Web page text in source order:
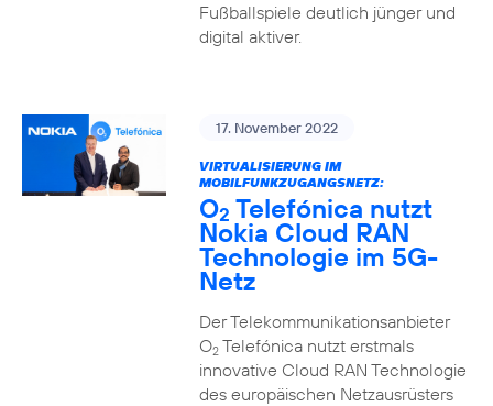
Fußballspiele deutlich jünger und
digital aktiver.
17. November 2022
VIRTUALISIERUNG IM
MOBILFUNKZUGANGSNETZ:
O2 Telefónica nutzt
Nokia Cloud RAN
Technologie im 5G-
Netz
Der Telekommunikationsanbieter
O2Telefónica nutzt erstmals
innovative Cloud RAN Technologie
des europäischen Netzausrüsters